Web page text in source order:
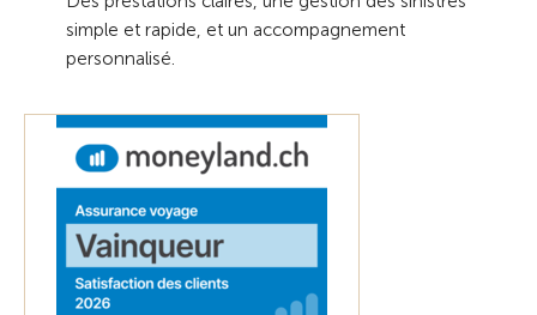
simple et rapide, et un accompagnement
personnalisé.